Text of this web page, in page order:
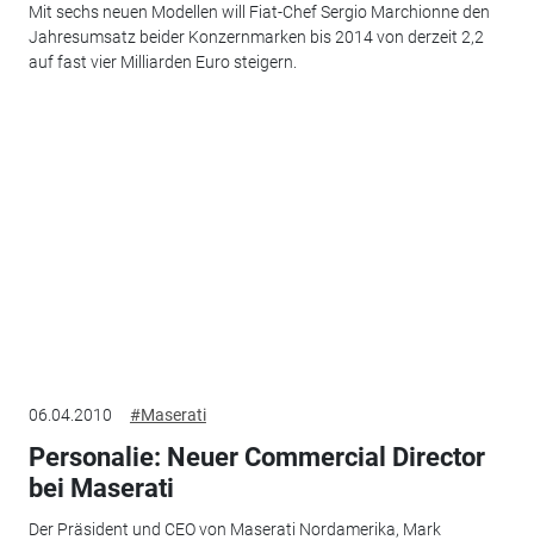
Mit sechs neuen Modellen will Fiat-Chef Sergio Marchionne den
Jahresumsatz beider Konzernmarken bis 2014 von derzeit 2,2
auf fast vier Milliarden Euro steigern.
06.04.2010 #Maserati
Personalie: Neuer Commercial Director
bei Maserati
Der Präsident und CEO von Maserati Nordamerika, Mark